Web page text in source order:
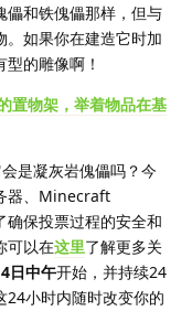
儡和铁傀儡那样，但与
。如果你在建造它时加
的雕像啊！
置物架，举着物品在基
是凝灰岩傀儡吗？今
器、Minecraft
保投票过程的安全和
可以在这里了解更多关
日中午开始，并持续24
24小时内随时改变你的